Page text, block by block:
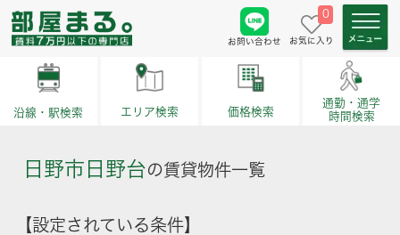
お問い合わせ
0
お気に入り
沿線・駅検索 エリア検索 価格検索
通勤・通学
時間検索
日野市日野台の賃貸物件一覧
【設定されている条件】